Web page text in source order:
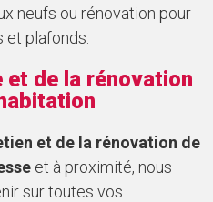
neufs ou rénovation pour
plafonds.
et de la rénovation
et de la rénovation de
et à proximité, nous
sur toutes vos